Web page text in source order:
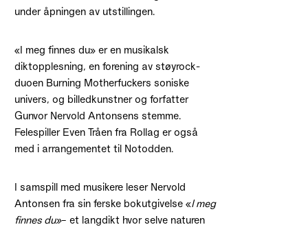
under åpningen av utstillingen.
«I meg finnes du» er en musikalsk
diktopplesning, en forening av støyrock-
duoen Burning Motherfuckers soniske
univers, og billedkunstner og forfatter
Gunvor Nervold Antonsens stemme.
Felespiller Even Tråen fra Rollag er også
med i arrangementet til Notodden.
I samspill med musikere leser Nervold
Antonsen fra sin ferske bokutgivelse «I meg
finnes du»– et langdikt hvor selve naturen